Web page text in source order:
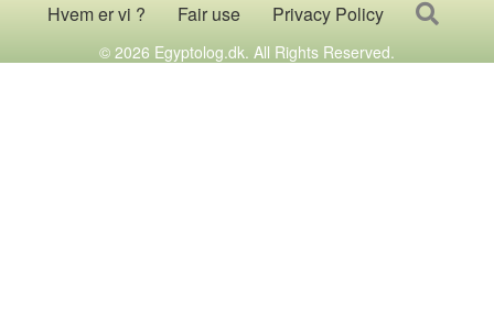
Hvem er vi ? Fair use Privacy Policy
© 2026 Egyptolog.dk. All Rights Reserved.